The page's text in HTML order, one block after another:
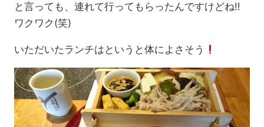
と言っても、連れて行ってもらったんですけどね‼
ワクワク(笑)
いただいたランチはというと体によさそう